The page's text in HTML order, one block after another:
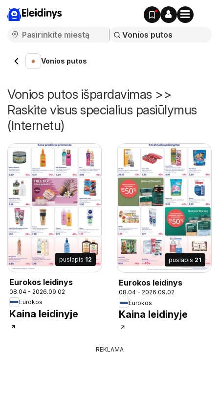
Eleidinys
Vonios putos
Vonios putos išpardavimas >>
Raskite visus specialius pasiūlymus
(Internetu)
puslapis 12
Eurokos leidinys
08.04 - 2026.09.02
Eurokos
Kaina leidinyje
puslapis 21
Eurokos leidinys
08.04 - 2026.09.02
Eurokos
Kaina leidinyje
REKLAMA